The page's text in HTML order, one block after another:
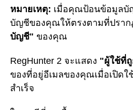
หมายเหตุ: เมื่อคุณป้อนข้อมูลบั
บัญชีของคุณให้ตรงตามที่ปราก
บัญชี" ของคุณ
RegHunter 2 จะแสดง "ผู้ใช้ที่
ของที่อยู่อีเมลของคุณเมื่อเปิด
สำเร็จ